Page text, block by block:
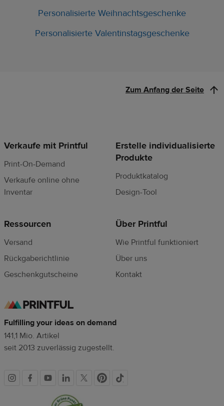
Personalisierte Weihnachtsgeschenke
Personalisierte Valentinstagsgeschenke
Zum Anfang der Seite
Verkaufe mit Printful
Print-On-Demand
Verkaufe online ohne
Inventar
Erstelle individualisierte
Produkte
Produktkatalog
Design-Tool
Ressourcen
Versand
Rückgaberichtlinie
Geschenkgutscheine
Über Printful
Wie Printful funktioniert
Über uns
Kontakt
Fulfilling your ideas on demand
141,1 Mio. Artikel
seit 2013 zuverlässig zugestellt.
Soziale
Vertrauenssiegel